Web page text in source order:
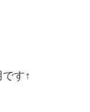
す↑